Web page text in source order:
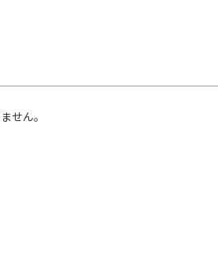
せん。